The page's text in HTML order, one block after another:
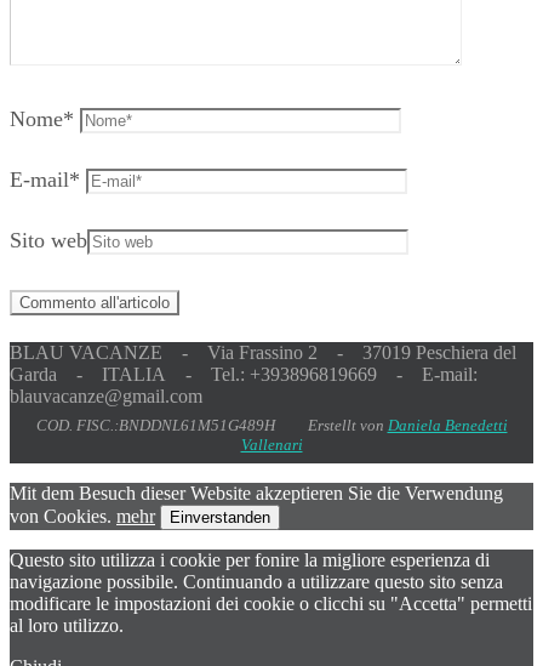
Nome*
E-mail*
Sito web
BLAU VACANZE - Via Frassino 2 - 37019 Peschiera del
Garda - ITALIA - Tel.: +393896819669 - E-mail:
blauvacanze@gmail.com
COD. FISC.:BNDDNL61M51G489H Erstellt von Daniela Benedetti
Vallenari
Mit dem Besuch dieser Website akzeptieren Sie die Verwendung
von Cookies. mehr Einverstanden
Questo sito utilizza i cookie per fonire la migliore esperienza di
navigazione possibile. Continuando a utilizzare questo sito senza
modificare le impostazioni dei cookie o clicchi su "Accetta" permetti
al loro utilizzo.